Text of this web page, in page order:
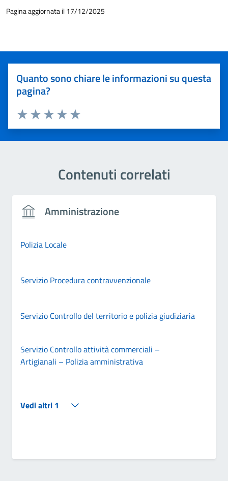
Pagina aggiornata il 17/12/2025
Quanto sono chiare le informazioni su questa
pagina?
Valuta 5 stelle su 5
Valuta 4 stelle su 5
Valuta 3 stelle su 5
Valuta 2 stelle su 5
Valuta 1 stelle su 5
Contenuti correlati
Amministrazione
Polizia Locale
Servizio Procedura contravvenzionale
Servizio Controllo del territorio e polizia giudiziaria
Servizio Controllo attività commerciali –
Artigianali – Polizia amministrativa
Vedi altri 1